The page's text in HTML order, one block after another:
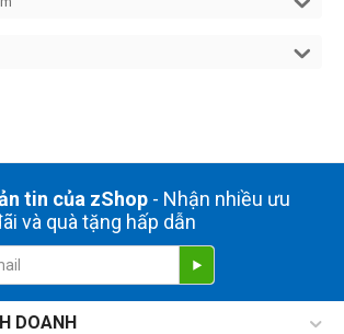
tin của zShop- Nhận nhiều ưu
và quà tặng hấp dẫn
DOANH